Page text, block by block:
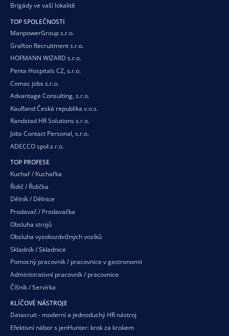
Brigády ve vaší lokalitě
TOP SPOLEČNOSTI
ManpowerGroup s.r.o.
Grafton Recruitment s.r.o.
HOFMANN WIZARD s.r.o.
Penta Hospitals CZ, s.r.o.
Comac jobs s.r.o.
Advantage Consulting, s.r.o.
Kaufland Česká republika v.o.s.
Randstad HR Solutions s.r.o.
Jobs Contact Personal, s.r.o.
ADECCO spol.s r.o.
TOP PROFESE
Kuchař / Kuchařka
Řidič / Řidička
Dělník / Dělnice
Prodavač / Prodavačka
Obsluha strojů
Obsluha vysokozdvižných vozíků
Skladník / Skladnice
Pomocný pracovník / pracovnice v gastronomii
Administrativní pracovník / pracovnice
Číšník / Servírka
KLÍČOVÉ NÁSTROJE
Datacruit - moderní a jednoduchý HR nástroj
Efektivní nábor s jenHunter: krok za krokem